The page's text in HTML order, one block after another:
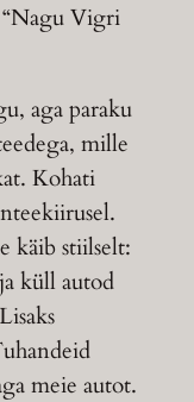
Vigri
aga paraku
mille
Kohati
käib stiilselt:
küll autod
meie autot.